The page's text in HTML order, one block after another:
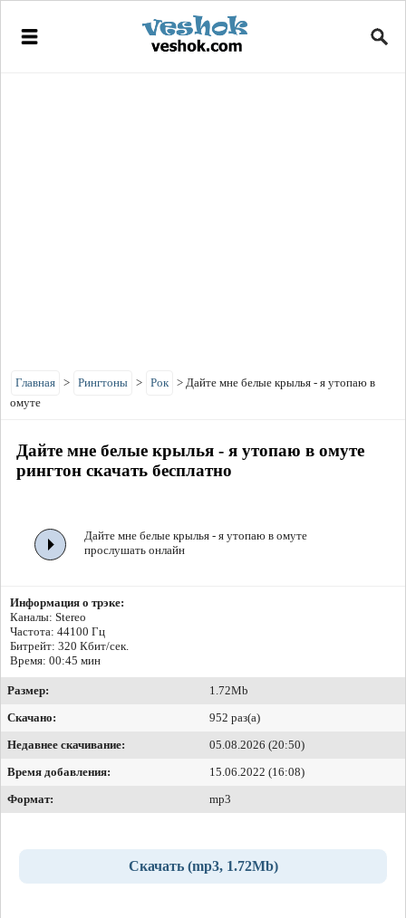
Главная > Рингтоны > Рок > Дайте мне белые крылья - я утопаю в
омуте
Дайте мне белые крылья - я утопаю в омуте
рингтон скачать бесплатно
Дайте мне белые крылья - я утопаю в омуте
прослушать онлайн
Информация о трэке:
Каналы: Stereo
Частота: 44100 Гц
Битрейт: 320 Кбит/сек.
Время: 00:45 мин
Размер:
1.72Mb
Скачано:
952 раз(а)
Недавнее скачивание:
05.08.2026 (20:50)
Время добавления:
15.06.2022 (16:08)
Формат:
mp3
Скачать (mp3, 1.72Mb)